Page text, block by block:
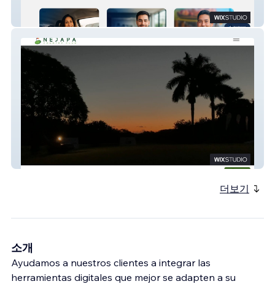
IMPACTA
더보기
소개
Ayudamos a nuestros clientes a integrar las
herramientas digitales que mejor se adapten a su